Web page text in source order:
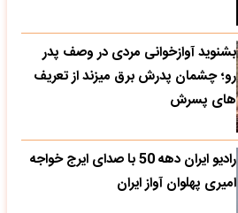
بشنوید آوازخوانی مردی در وصف پدر
رو؛ چشمان پدرش برق میزند از تعریف
های پسرش
رادیو ایران دهه 50 با صدای ایرج خواجه
امیری پهلوان آواز ایران